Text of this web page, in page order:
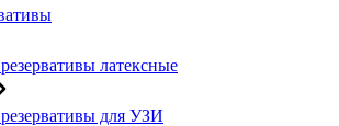
латексные
для УЗИ